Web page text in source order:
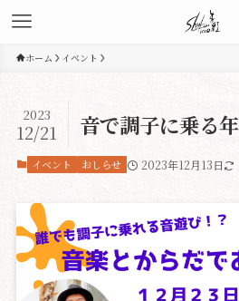
ホーム イベント
音で調子に乗る年
2023
12/21
イベント おしらせ 2023年12月13日